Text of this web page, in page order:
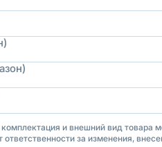
и внешний вид товара
ответственности за изменения,